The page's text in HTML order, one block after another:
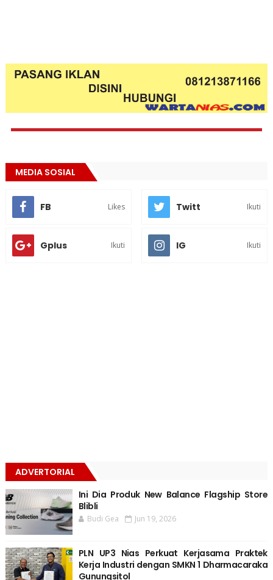
MEDIA SOSIAL
FB Likes Twitt Ikuti
Gplus Ikuti IG Ikuti
ADVERTORIAL
Ini Dia Produk New Balance Flagship Store
Blibli
Budi Gea Jun 19, 2026
PLN UP3 Nias Perkuat Kerjasama Praktek
Kerja Industri dengan SMKN 1 Dharmacaraka
Gunungsitol